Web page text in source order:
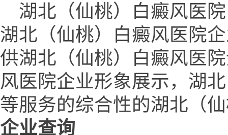
湖北（仙桃）白癜风医院
湖北（仙桃）白癜风医院
供湖北（仙桃）白癜风医
风医院企业形象展示，湖
等服务的综合性的湖北（
企业查询